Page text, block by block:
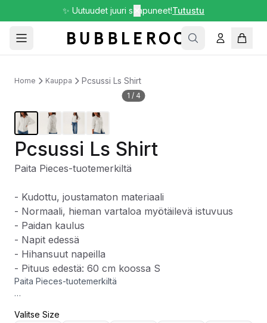
✨ Uutuudet juuri saapuneet!Tutustu
Home Kauppa Pcsussi Ls Shirt
1 / 4
Pcsussi Ls Shirt
Paita Pieces-tuotemerkiltä
- Kudottu, joustamaton materiaali
- Normaali, hieman vartaloa myötäilevä istuvuus
- Paidan kaulus
- Napit edessä
- Hihansuut napeilla
- Pituus edestä: 60 cm koossa S
Paita Pieces-tuotemerkiltä
- Normaali, hieman vartaloa myötäilevä istuvuus
Valitse Size